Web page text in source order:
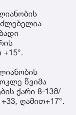
წვიმა
ქარი 8-13მ/
ღამით+17°.